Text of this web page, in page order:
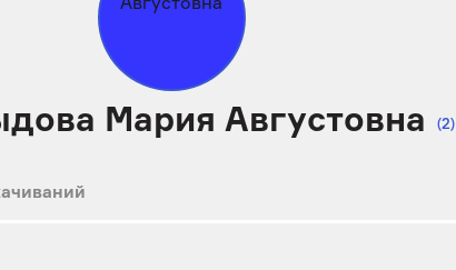
Мария Августовна (2)